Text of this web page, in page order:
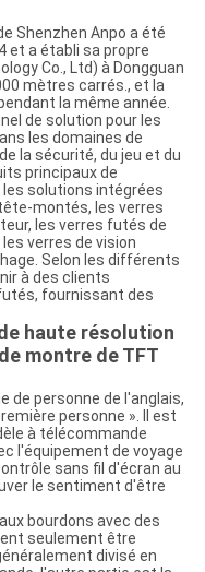
Shenzhen Anpo a été
et a établi sa propre
Co., Ltd) à Dongguan
mètres carrés., et la
la même année.
de solution pour les
les domaines de
la sécurité, du jeu et du
principaux de
solutions intégrées
montés, les verres
les verres futés de
verres de vision
Selon les différents
à des clients
fournissant des
haute résolution
montre de TFT
de personne de l'anglais,
personne ». Il est
à télécommande
l'équipement de voyage
sans fil d'écran au
le sentiment d'être
bourdons avec des
seulement être
divisé en